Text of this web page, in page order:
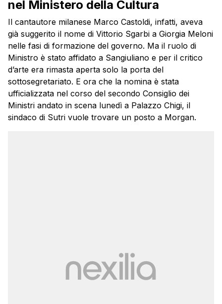
nel Ministero della Cultura
Il cantautore milanese Marco Castoldi, infatti, aveva
già suggerito il nome di Vittorio Sgarbi a Giorgia Meloni
nelle fasi di formazione del governo. Ma il ruolo di
Ministro è stato affidato a Sangiuliano e per il critico
d’arte era rimasta aperta solo la porta del
sottosegretariato. E ora che la nomina è stata
ufficializzata nel corso del secondo Consiglio dei
Ministri andato in scena lunedì a Palazzo Chigi, il
sindaco di Sutri vuole trovare un posto a Morgan.